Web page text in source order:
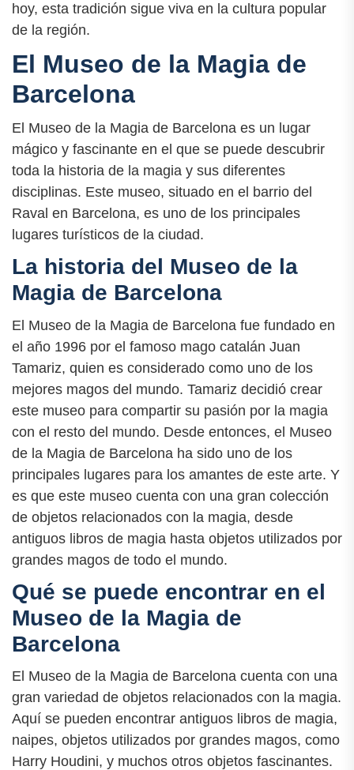
hoy, esta tradición sigue viva en la cultura popular
de la región.
El Museo de la Magia de
Barcelona
El Museo de la Magia de Barcelona es un lugar
mágico y fascinante en el que se puede descubrir
toda la historia de la magia y sus diferentes
disciplinas. Este museo, situado en el barrio del
Raval en Barcelona, es uno de los principales
lugares turísticos de la ciudad.
La historia del Museo de la
Magia de Barcelona
El Museo de la Magia de Barcelona fue fundado en
el año 1996 por el famoso mago catalán Juan
Tamariz, quien es considerado como uno de los
mejores magos del mundo. Tamariz decidió crear
este museo para compartir su pasión por la magia
con el resto del mundo. Desde entonces, el Museo
de la Magia de Barcelona ha sido uno de los
principales lugares para los amantes de este arte. Y
es que este museo cuenta con una gran colección
de objetos relacionados con la magia, desde
antiguos libros de magia hasta objetos utilizados por
grandes magos de todo el mundo.
Qué se puede encontrar en el
Museo de la Magia de
Barcelona
El Museo de la Magia de Barcelona cuenta con una
gran variedad de objetos relacionados con la magia.
Aquí se pueden encontrar antiguos libros de magia,
naipes, objetos utilizados por grandes magos, como
Harry Houdini, y muchos otros objetos fascinantes.